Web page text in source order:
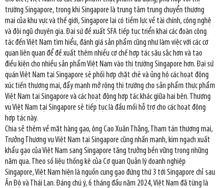
trường Singapore, trong khi Singapore là trung tâm trung chuyển thương
mại của khu vực và thế giới, Singapore lại có tiềm lực về tài chính, công nghệ
và đội ngũ chuyên gia. Đại sứ đề xuất SFA tiếp tục triển khai các đoàn công
tác đến Việt Nam tìm hiểu, đánh giá sản phẩm cũng như làm việc với các cơ
quan liên quan để đề xuất thêm nhiều cơ chế hợp tác sâu sắc hơn và tạo
điều kiện cho nhiều sản phẩm Việt Nam vào thị trường Singapore hơn. Đại sứ
quán Việt Nam tại Singapore sẽ phối hợp chặt chẽ và ủng hộ các hoạt động
xúc tiến thương mại, đẩy mạnh mở rộng thị trường cho sản phẩm thực phẩm
Việt Nam tại Singapore và các hoạt động hợp tác khác giữa hai bên. Thương
vụ Việt Nam tại Singapore sẽ tiếp tục là đầu mối hỗ trợ cho các hoạt động
hợp tác này.
Chia sẻ thêm về mặt hàng gạo, ông Cao Xuân Thắng, Tham tán thương mại,
Trưởng Thương vụ Việt Nam tại Singapore cũng nhấn mạnh, kim ngạch xuất
khẩu gạo của Việt Nam sang Singapore tăng trưởng bền vững trong những
năm qua. Theo số liệu thống kê của Cơ quan Quản lý doanh nghiệp
Singapore, Việt Nam hiện là nguồn cung gạo đứng thứ 3 tới Singapore chỉ sau
Ấn Độ và Thái Lan. Đáng chú ý, 6 tháng đầu năm 2024, Việt Nam đã từng là